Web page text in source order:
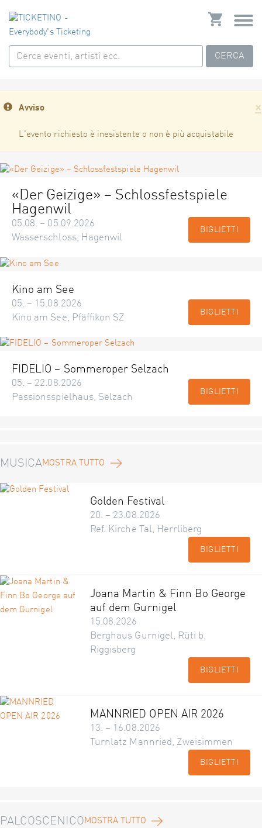
CERCA
×
Avviso
L'evento richiesto è inesistente o non è più acquistabile
«Der Geizige» – Schlossfestspiele
Hagenwil
05.08. – 05.09.2026
Wasserschloss, Hagenwil
BIGLIETTI
Kino am See
05. – 15.08.2026
Kino am See, Pfäffikon SZ
BIGLIETTI
FIDELIO – Sommeroper Selzach
05. – 22.08.2026
Passionsspielhaus, Selzach
BIGLIETTI
MUSICAMOSTRA TUTTO
Golden Festival
20. – 23.08.2026
Ref. Kirche Tal, Herrliberg
BIGLIETTI
Joana Martin & Finn Bo George
auf dem Gurnigel
15.08.2026
Berghaus Gurnigel, Rüti b.
Riggisberg
BIGLIETTI
MANNRIED OPEN AIR 2026
13. – 16.08.2026
Turnlatz Mannried, Zweisimmen
BIGLIETTI
PALCOSCENICOMOSTRA TUTTO